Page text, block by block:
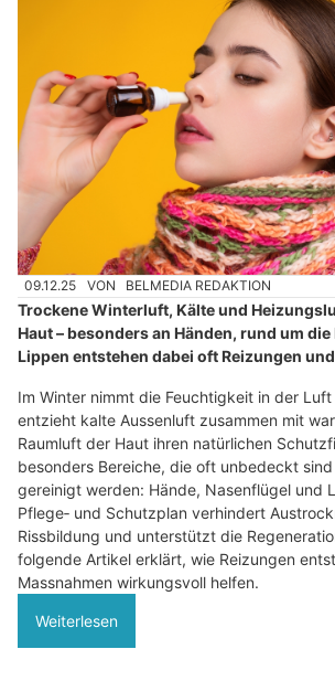
09.12.25 VON BELMEDIA REDAKTION
Trockene Winterluft, Kälte und
Haut – besonders an Händen, rund um die
Lippen entstehen dabei oft Reizungen
Im Winter nimmt die Feuchtigkeit in der
entzieht kalte Aussenluft zusammen mit
Raumluft der Haut ihren natürlichen
besonders Bereiche, die oft unbedeckt
gereinigt werden: Hände, Nasenflügel und
Pflege‑ und Schutzplan verhindert
Rissbildung und unterstützt die
folgende Artikel erklärt, wie Reizungen
Massnahmen wirkungsvoll helfen.
Weiterlesen